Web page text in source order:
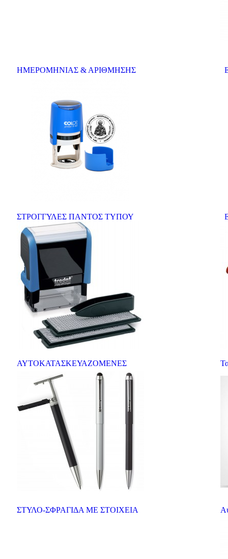
ΗΜΕΡΟΜΗΝΙΑΣ & ΑΡΙΘΜΗΣΗΣ
ΣΤΡΟΓΓΥΛΕΣ ΠΑΝΤΟΣ ΤΥΠΟΥ
ΑΥΤΟΚΑΤΑΣΚΕΥΑΖΟΜΕΝΕΣ
ΣΤΥΛΟ-ΣΦΡΑΓΙΔΑ ΜΕ ΣΤΟΙΧΕΙΑ